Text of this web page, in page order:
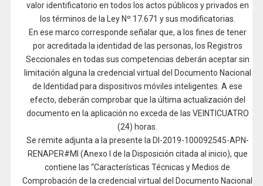
valor identificatorio en todos los actos públicos y privados en
los términos de la Ley Nº 17.671 y sus modificatorias.
En ese marco corresponde señalar que, a los fines de tener
por acreditada la identidad de las personas, los Registros
Seccionales en todas sus competencias deberán aceptar sin
limitación alguna la credencial virtual del Documento Nacional
de Identidad para dispositivos móviles inteligentes. A ese
efecto, deberán comprobar que la última actualización del
documento en la aplicación no exceda de las VEINTICUATRO
(24) horas.
Se remite adjunta a la presente la DI-2019-100092545-APN-
RENAPER#MI (Anexo I de la Disposición citada al inicio), que
contiene las “Características Técnicas y Medios de
Comprobación de la credencial virtual del Documento Nacional